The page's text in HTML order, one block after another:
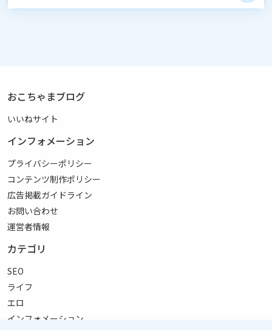
おこちゃまブログ
いいねサイト
インフォメーション
プライバシーポリシー
コンテンツ制作ポリシー
広告掲載ガイドライン
お問い合わせ
運営者情報
カテゴリ
SEO
ライフ
エロ
インフォメーション